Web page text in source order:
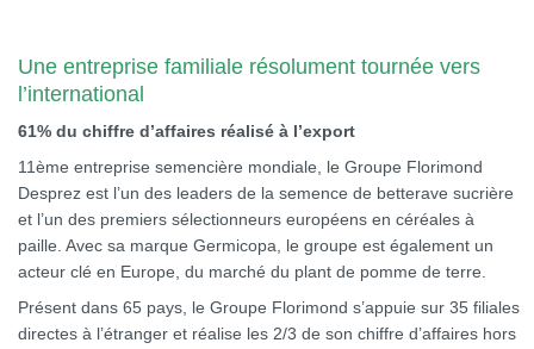
Une entreprise familiale résolument tournée vers
l’international
61% du chiffre d’affaires réalisé à l’export
11ème entreprise semencière mondiale, le Groupe Florimond
Desprez est l’un des leaders de la semence de betterave sucrière
et l’un des premiers sélectionneurs européens en céréales à
paille. Avec sa marque Germicopa, le groupe est également un
acteur clé en Europe, du marché du plant de pomme de terre.
Présent dans 65 pays, le Groupe Florimond s’appuie sur 35 filiales
directes à l’étranger et réalise les 2/3 de son chiffre d’affaires hors